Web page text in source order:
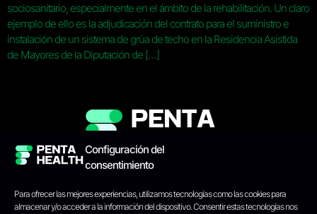
Configuración del
consentimiento
Para ofrecer las mejores experiencias, utilizamos tecnologías como las cookies para
almacenar y/o acceder a la información del dispositivo. Consentir estas tecnologías nos
sociosanitario, especialmente en el ámbito de la rehabilitación. Un claro
ejemplo de ello es la adjudicación del contrato para el suministro e
instalación de un sistema de grúa de techo en la Residencia Asistida
de Mayores de la Diputación de […]
QUIÉNES SOMOS